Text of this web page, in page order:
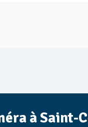
à Saint-